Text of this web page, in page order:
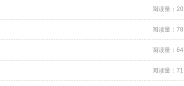
阅读量：20
阅读量：78
阅读量：64
阅读量：71